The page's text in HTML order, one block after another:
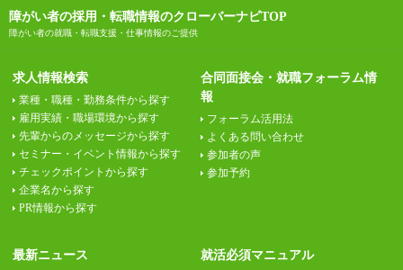
障がい者の採用・転職情報のクローバーナビTOP
障がい者の就職・転職支援・仕事情報のご提供
求人情報検索
業種・職種・勤務条件から探す
雇用実績・職場環境から探す
先輩からのメッセージから探す
セミナー・イベント情報から探す
チェックポイントから探す
企業名から探す
PR情報から探す
合同面接会・就職フォーラム情
報
フォーラム活用法
よくある問い合わせ
参加者の声
参加予約
最新ニュース 就活必須マニュアル